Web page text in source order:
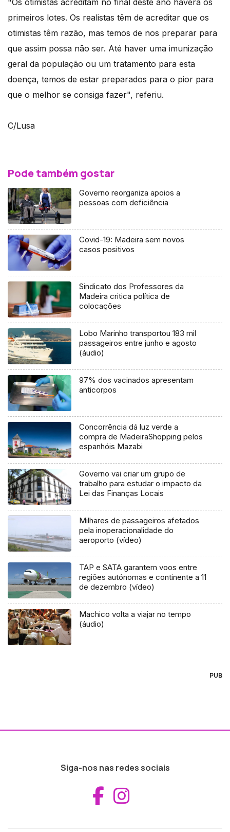
"Os otimistas acreditam no final deste ano haverá os
primeiros lotes. Os realistas têm de acreditar que os
otimistas têm razão, mas temos de nos preparar para
que assim possa não ser. Até haver uma imunização
geral da população ou um tratamento para esta
doença, temos de estar preparados para o pior para
que o melhor se consiga fazer", referiu.
C/Lusa
Pode também gostar
Governo reorganiza apoios a
pessoas com deficiência
Covid-19: Madeira sem novos
casos positivos
Sindicato dos Professores da
Madeira critica política de
colocações
Lobo Marinho transportou 183 mil
passageiros entre junho e agosto
(áudio)
97% dos vacinados apresentam
anticorpos
Concorrência dá luz verde a
compra de MadeiraShopping pelos
espanhóis Mazabi
Governo vai criar um grupo de
trabalho para estudar o impacto da
Lei das Finanças Locais
Milhares de passageiros afetados
pela inoperacionalidade do
aeroporto (vídeo)
TAP e SATA garantem voos entre
regiões autónomas e continente a 11
de dezembro (vídeo)
Machico volta a viajar no tempo
(áudio)
PUB
Siga-nos nas redes sociais
Aceder ao